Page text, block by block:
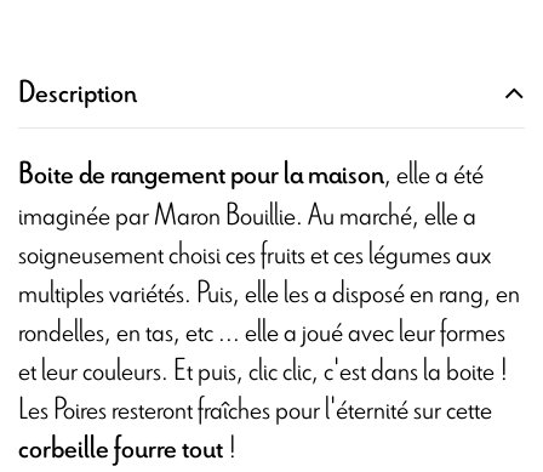
Description
Boite de rangement pour la maison, elle a été
imaginée par Maron Bouillie. Au marché, elle a
soigneusement choisi ces fruits et ces légumes aux
multiples variétés. Puis, elle les a disposé en rang, en
rondelles, en tas, etc ... elle a joué avec leur formes
et leur couleurs. Et puis, clic clic, c'est dans la boite !
Les Poires resteront fraîches pour l'éternité sur cette
corbeille fourre tout!